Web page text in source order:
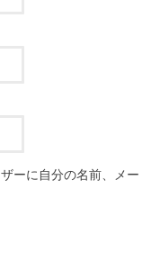
ーに自分の名前、メー